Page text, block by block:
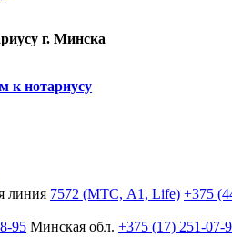
г. Минска
к нотариусу
линия 7572 (МТС, A1, Life) +375
95 Минская обл. +375 (17) 251-07-